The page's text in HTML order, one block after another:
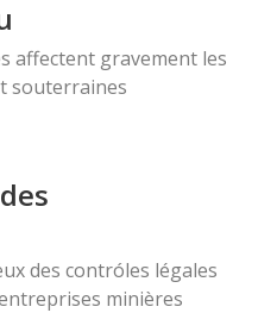
affectent gravement les
souterraines
des contróles légales
minières